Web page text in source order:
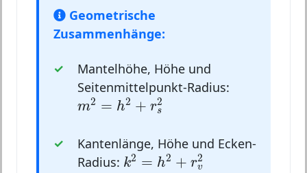
Geometrische
Zusammenhänge:
Mantelhöhe, Höhe und
Seitenmittelpunkt-Radius:
m2 = h2 + r2
s
m2=h2+rs2
Kantenlänge, Höhe und Ecken-
Radius: k2 = h2 + r2
v
k2=h 2+rv2